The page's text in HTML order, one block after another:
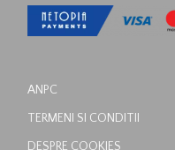
ANPC
TERMENI SI CONDITII
DESPRE COOKIES